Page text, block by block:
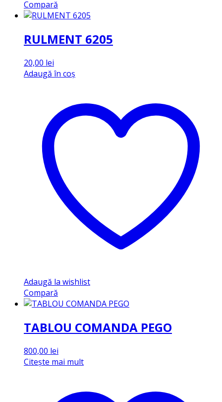
Compară
RULMENT 6205
20,00 lei
Adaugă în coș
Adaugă la wishlist
Compară
TABLOU COMANDA PEGO
800,00 lei
Citește mai mult